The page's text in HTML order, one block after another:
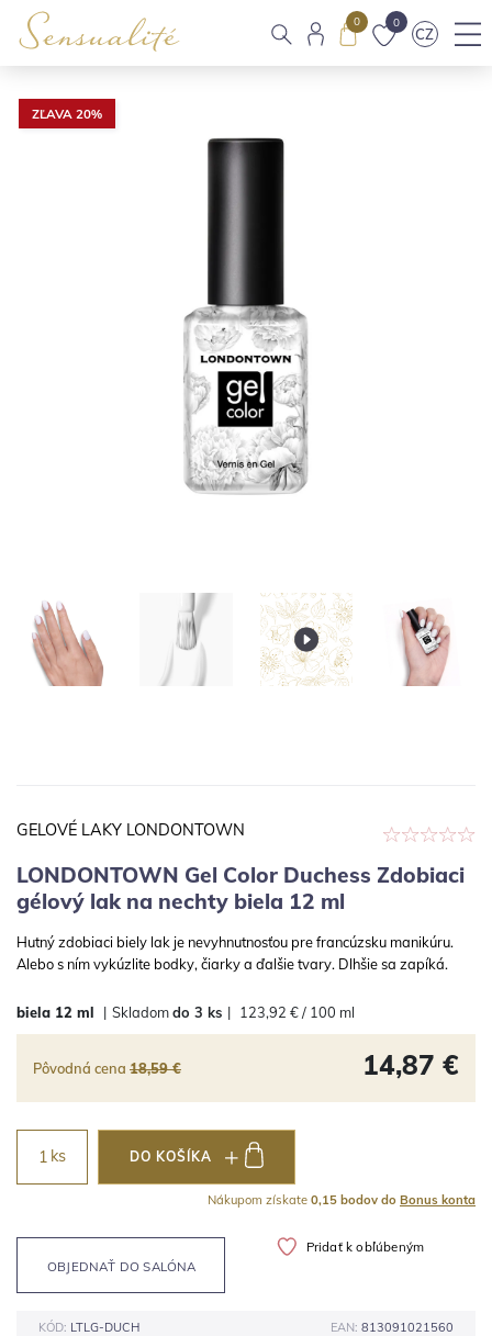
0 0
CZ
ZĽAVA 20%
GELOVÉ LAKY LONDONTOWN
LONDONTOWN Gel Color Duchess Zdobiaci
gélový lak na nechty biela 12 ml
Hutný zdobiaci biely lak je nevyhnutnosťou pre francúzsku manikúru.
Alebo s ním vykúzlite bodky, čiarky a ďalšie tvary. Dlhšie sa zapíká.
biela 12 ml | Skladomdo 3 ks | 123,92 € / 100 ml
Pôvodná cena 18,59 € 14,87 €
OBJEDNAŤ DO SALÓNA
Pridať k obľúbeným
ks DO KOŠÍKA
Nákupom získate 0,15 bodov do Bonus konta
KÓD: LTLG-DUCH EAN: 813091021560